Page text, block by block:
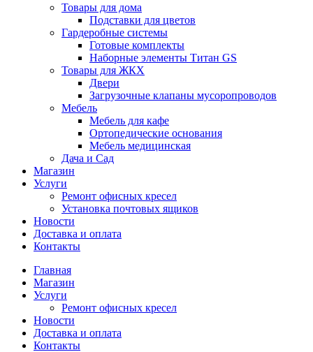
Товары для дома
Подставки для цветов
Гардеробные системы
Готовые комплекты
Наборные элементы Титан GS
Товары для ЖКХ
Двери
Загрузочные клапаны мусоропроводов
Мебель
Мебель для кафе
Ортопедические основания
Мебель медицинская
Дача и Сад
Магазин
Услуги
Ремонт офисных кресел
Установка почтовых ящиков
Новости
Доставка и оплата
Контакты
Главная
Магазин
Услуги
Ремонт офисных кресел
Новости
Доставка и оплата
Контакты